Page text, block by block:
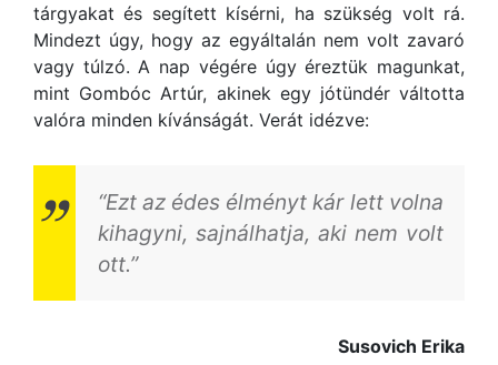
tárgyakat és segített kísérni, ha szükség volt rá.
Mindezt úgy, hogy az egyáltalán nem volt zavaró
vagy túlzó. A nap végére úgy éreztük magunkat,
mint Gombóc Artúr, akinek egy jótündér váltotta
valóra minden kívánságát. Verát idézve:
“Ezt az édes élményt kár lett volna
kihagyni, sajnálhatja, aki nem volt
ott.”
Susovich Erika